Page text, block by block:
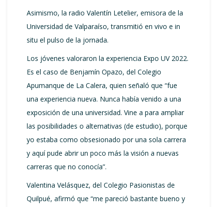
Asimismo, la radio Valentín Letelier, emisora de la
Universidad de Valparaíso, transmitió en vivo e in
situ el pulso de la jornada.
Los jóvenes valoraron la experiencia Expo UV 2022.
Es el caso de Benjamín Opazo, del Colegio
Apumanque de La Calera, quien señaló que “fue
una experiencia nueva. Nunca había venido a una
exposición de una universidad. Vine a para ampliar
las posibilidades o alternativas (de estudio), porque
yo estaba como obsesionado por una sola carrera
y aquí pude abrir un poco más la visión a nuevas
carreras que no conocía”.
Valentina Velásquez, del Colegio Pasionistas de
Quilpué, afirmó que “me pareció bastante bueno y